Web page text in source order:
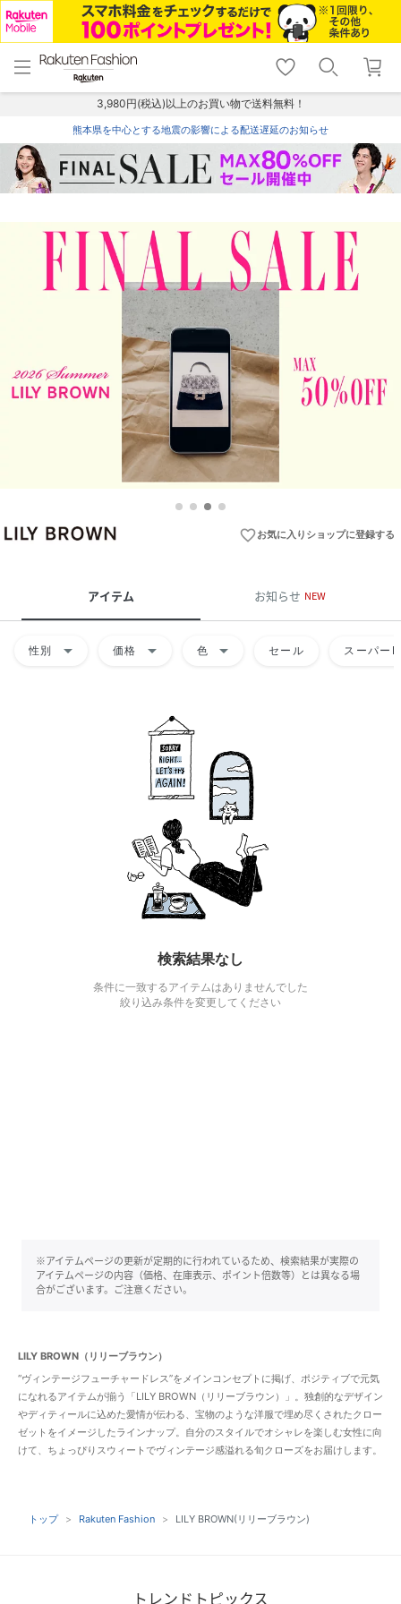
menu home
トップ
shopping_cart lock_outline
ログイン
3,980円(税込)以上のお買い物で送料無料！
熊本県を中心とする地震の影響による配送遅延のお知らせ
favorite_borderお気に入りショップに登録する
アイテム お知らせ NEW
性別 arrow_drop_down 価格 arrow_drop_down 色 arrow_drop_down セール スーパー
検索結果なし
条件に一致するアイテムはありませんでした
絞り込み条件を変更してください
※アイテムページの更新が定期的に行われているため、検索結果が実際の
アイテムページの内容（価格、在庫表示、ポイント倍数等）とは異なる場
合がございます。ご注意ください。
LILY BROWN（リリーブラウン）
“ヴィンテージフューチャードレス”をメインコンセプトに掲げ、ポジティブで元気
になれるアイテムが揃う「LILY BROWN（リリーブラウン）」。独創的なデザイン
やディティールに込めた愛情が伝わる、宝物のような洋服で埋め尽くされたクロー
ゼットをイメージしたラインナップ。自分のスタイルでオシャレを楽しむ女性に向
けて、ちょっぴりスウィートでヴィンテージ感溢れる旬クローズをお届けします。
トップ Rakuten Fashion LILY BROWN(リリーブラウン)
トレンドトピックス